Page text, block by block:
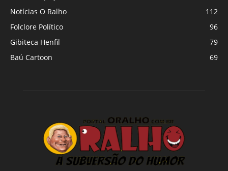
Notícias O Ralho
112
Folclore Político
96
Gibiteca Henfil
79
Baú Cartoon
69